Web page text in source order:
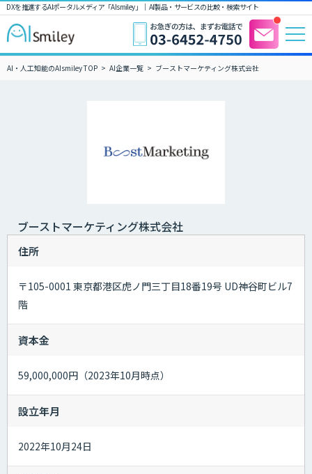
DXを推進するAIポータルメディア「AIsmiley」｜ AI製品・サービスの比較・検索サイト
AI・人工知能のAIsmiley TOP AI企業一覧 ブーストマーケティング株式会社
ブーストマーケティング株式会社
住所
〒105-0001 東京都港区虎ノ門三丁目18番19号 UD神谷町ビル7
階
資本金
59,000,000円（2023年10月時点）
設立年月
2022年10月24日